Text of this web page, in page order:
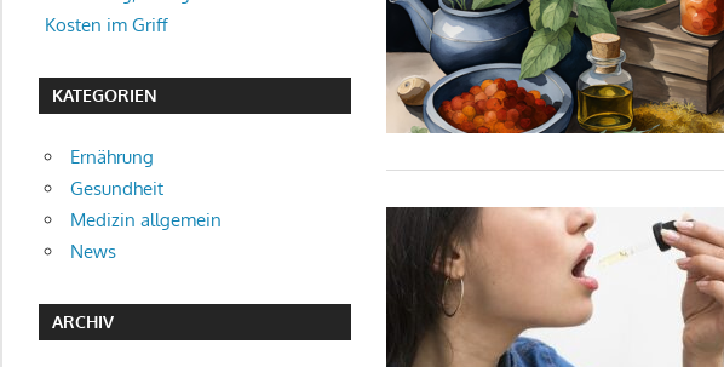
Kosten im Griff
KATEGORIEN
Ernährung
Gesundheit
Medizin allgemein
News
ARCHIV